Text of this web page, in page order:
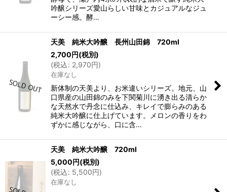
吟醸シリーズ愛山らしい甘味とカジュアルなジュ
ーシー感。酵…
天美 純米大吟醸 長州山田錦 720ml
2,700円(税別)
(税込: 2,970円)
在庫なし
新体制の天美より、お米違いシリーズ。地元、山
口県産の山田錦のみを下関菊川に湧き出る清らか
な天然水で丹念に仕込み、キレイで膨らみのある
純米大吟醸に仕上げています。メロンの香りをわ
ずかに感じながら、口に含…
天美 純米大吟醸 720ml
5,000円(税別)
(税込: 5,500円)
在庫なし